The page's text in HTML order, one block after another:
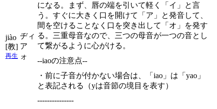
jiào
[教]
再生
ヂィ
ア
ォ
になる。まず、唇の端を引いて軽く「イ」と言
う。すぐに大きく口を開けて「ア」と発音して、
間を空けることなく口を突き出して「オ」を発す
る。三重母音なので、三つの母音が一つの音とし
て繋がるように心がける。
--iaoの注意点--
・前に子音が付かない場合は、「iao」は「yao」
と表記される（yは音節の境目を表す）
---------------